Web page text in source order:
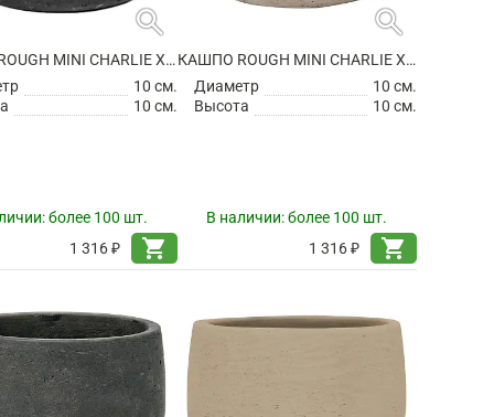
search
КАШПО ROUGH MINI CHARLIE XXS BLACK WASHED
10 см.
10 см.
более 100 шт.
1 316 ₽
shopping_cart
search
КАШПО ROUGH MINI CHARLIE XXS GREY WASHED
Диаметр
10 см.
Высота
10 см.
В наличии:более 100 шт.
1 316 ₽
shopping_cart